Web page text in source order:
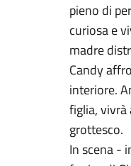
pieno di
curiosa e
madre
Candy
interiore.
figlia,
grottesco.
In scena -